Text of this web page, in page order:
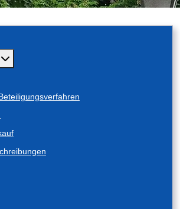
Weitere Informationen: Bau und Planung
Wahlen